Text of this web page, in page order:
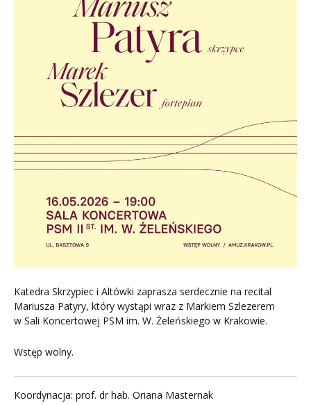
Katedra Skrzypiec i Altówki zaprasza serdecznie na recital
Mariusza Patyry, który wystąpi wraz z Markiem Szlezerem
w Sali Koncertowej PSM im. W. Żeleńskiego w Krakowie.
Wstęp wolny.
Koordynacja: prof. dr hab. Oriana Masternak